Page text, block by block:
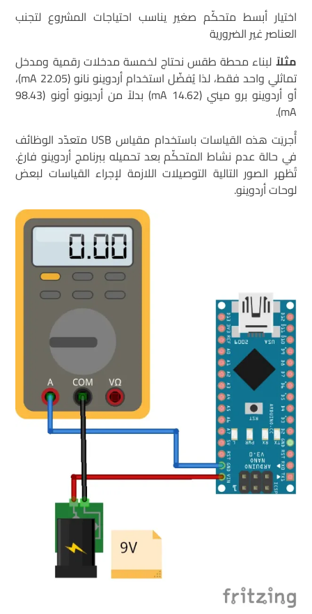
اختيار أبسط متحكّم صغير يناسب احتياجات المشروع لتجنب
العناصر غير الضرورية
مثلاً لبناء محطة طقس نحتاج لخمسة مدخلات رقمية ومدخل
تماثلي واحد فقط، لذا يُفضّل استخدام أردوينو نانو (22.05 mA)،
أو أردوينو برو ميني (14.62 mA) بدلاً من أرديونو أونو (98.43
mA).
أُجريَت هذه القياسات باستخدام مقياس USB متعدّد الوظائف
في حالة عدم نشاط المتحكّم بعد تحميله ببرنامج أردوينو فارغ.
تُظهر الصور التالية التوصيلات اللازمة لإجراء القياسات لبعض
لوحات أردوينو.